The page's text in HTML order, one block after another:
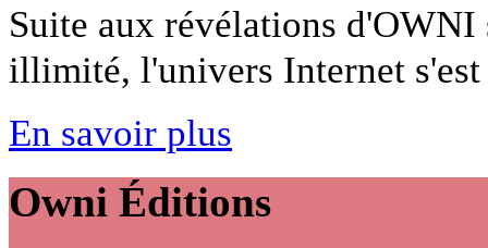
Suite aux révélations
illimité, l'univers Internet
En savoir plus
Owni Éditions